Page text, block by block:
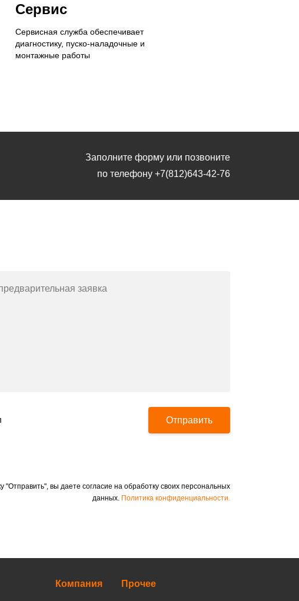
Сервис
Сервисная служба обеспечивает
диагностику, пуско-наладочные и
монтажные работы
Заполните форму или позвоните
по телефону +7(812)643-42-76
заявка
Отправить
"Отправить", вы даете согласие на обработку своих персональных
данных. Политика конфиденциальности.
Компания Прочее